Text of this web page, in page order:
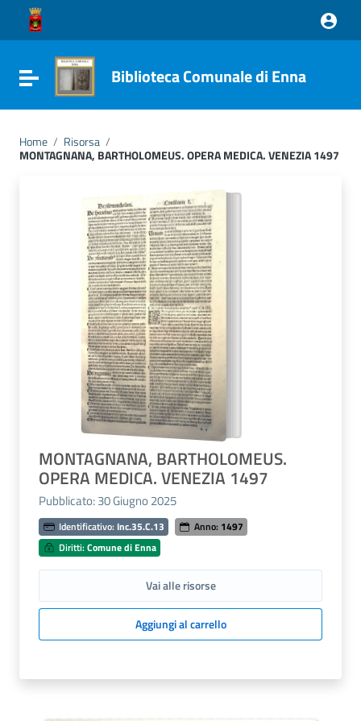
Vai ai contenuti
Vai al menu di navigazione
Vai al footer
Attiva / disattiva la navigazione
Biblioteca Comunale di Enna
Home / Risorsa /
MONTAGNANA, BARTHOLOMEUS. OPERA MEDICA. VENEZIA 1497
MONTAGNANA, BARTHOLOMEUS.
OPERA MEDICA. VENEZIA 1497
Pubblicato: 30 Giugno 2025
Identificativo: Inc.35.C.13 Anno: 1497
Diritti:Comune di Enna
Vai alle risorse
Aggiungi al carrello